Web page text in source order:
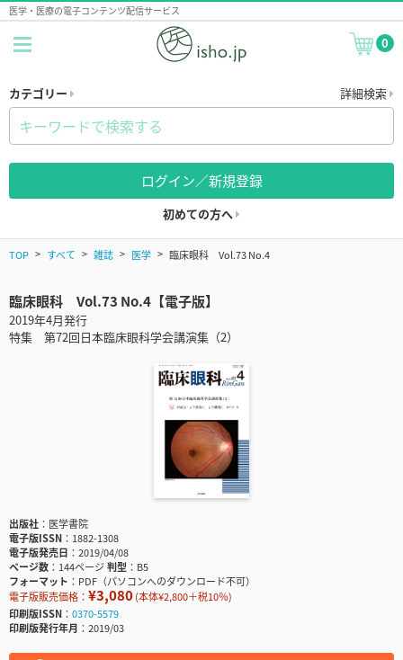
医学・医療の電子コンテンツ配信サービス
0
カテゴリー 詳細検索
ログイン／新規登録
初めての方へ
TOP すべて 雑誌 医学 臨床眼科 Vol.73 No.4
臨床眼科 Vol.73 No.4【電子版】
2019年4月発行
特集 第72回日本臨床眼科学会講演集（2）
出版社
医学書院
電子版ISSN
1882-1308
電子版発売日
2019/04/08
ページ数
144ページ判型
B5
フォーマット
PDF（パソコンへのダウンロード不可）
電子版販売価格： ¥3,080(本体¥2,800＋税10％)
印刷版ISSN
0370-5579
印刷版発行年月
2019/03